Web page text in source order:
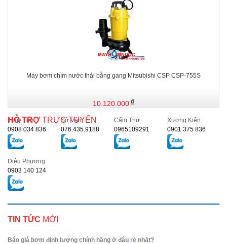
Máy bơm chìm nước thải bằng gang Mitsubishi CSP CSP-755S
10.120.000
HỖ TRỢ TRỰC TUYẾN
Thủy Tiên
0908 034 836
Sở Vân
076.435.9188
Cẩm Thơ
0965109291
Xương Kiên
0901 375 836
Diệu Phương
0903 140 124
TIN TỨC MỚI
Báo giá bơm định lượng chính hãng ở đâu rẻ nhất?